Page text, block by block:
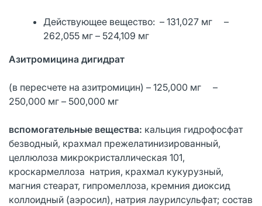
Действующее вещество: – 131,027 мг –
262,055 мг – 524,109 мг
Азитромицина дигидрат
(в пересчете на азитромицин) – 125,000 мг –
250,000 мг – 500,000 мг
вспомогательные вещества: кальция гидрофосфат
безводный, крахмал прежелатинизированный,
целлюлоза микрокристаллическая 101,
кроскармеллоза натрия, крахмал кукурузный,
магния стеарат, гипромеллоза, кремния диоксид
коллоидный (аэросил), натрия лаурилсульфат; состав